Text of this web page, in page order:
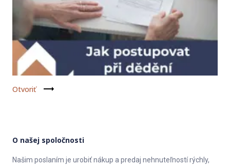
Otvoriť
O našej spoločnosti
Našim poslaním je urobiť nákup a predaj nehnuteľností rýchly,